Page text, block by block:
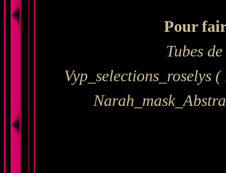
Pour
Tubes
Vyp_selections_roselys (
MasqueNarah_mask_